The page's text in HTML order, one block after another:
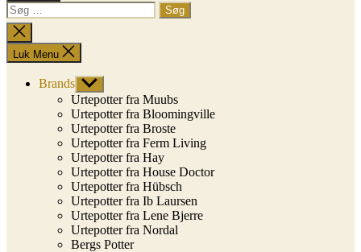
Søg
efter:
Luk
søgning
Luk Menu
Brands Vis
undermenu
Urtepotter fra Muubs
Urtepotter fra Bloomingville
Urtepotter fra Broste
Urtepotter fra Ferm Living
Urtepotter fra Hay
Urtepotter fra House Doctor
Urtepotter fra Hübsch
Urtepotter fra Ib Laursen
Urtepotter fra Lene Bjerre
Urtepotter fra Nordal
Bergs Potter